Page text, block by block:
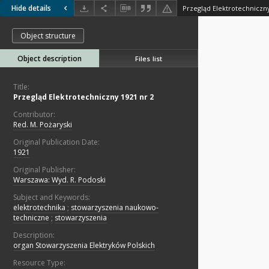
Hide details Przegląd
Object structure
Object description Files list
Title:
Przegląd Elektrotechniczny 1921 nr 2
Contributor:
Red. M. Pożaryski
Original Publication Date:
1921
Original Publisher:
Warszawa: Wyd. R. Podoski
Subject and Keywords:
elektrotechnika ; stowarzyszenia naukowo-
techniczne ; stowarzyszenia
Description:
organ Stowarzyszenia Elektryków Polskich
Resource Type: